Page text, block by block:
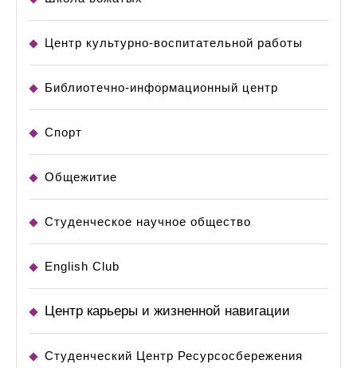
Центр культурно-воспитательной работы
Библиотечно-информационный центр
Спорт
Общежитие
Студенческое научное общество
English Club
Центр карьеры и жизненной навигации
Студенческий Центр Ресурсосбережения